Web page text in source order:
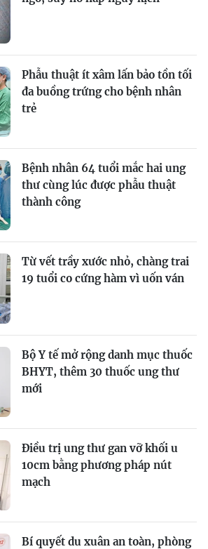
Phẫu thuật ít xâm lấn bảo tồn tối
đa buồng trứng cho bệnh nhân
trẻ
Bệnh nhân 64 tuổi mắc hai ung
thư cùng lúc được phẫu thuật
thành công
Từ vết trầy xước nhỏ, chàng trai
19 tuổi co cứng hàm vì uốn ván
Bộ Y tế mở rộng danh mục thuốc
BHYT, thêm 30 thuốc ung thư
mới
Điều trị ung thư gan vỡ khối u
10cm bằng phương pháp nút
mạch
Bí quyết du xuân an toàn, phòng